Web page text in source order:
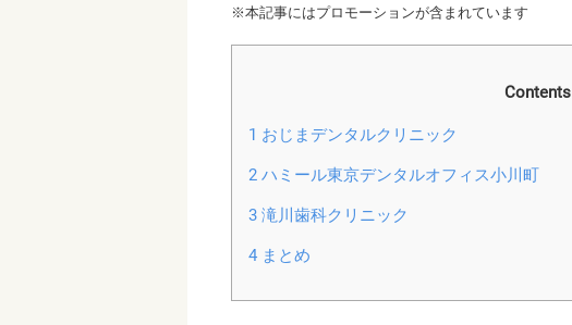
※本記事にはプロモーションが含まれています
Contents
1 おじまデンタルクリニック
2ハミール東京デンタルオフィス小川町
3滝川歯科クリニック
4まとめ